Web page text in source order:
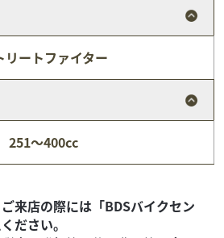
リートファイター
251～400cc
来店の際には「BDSバイクセン
ださい。